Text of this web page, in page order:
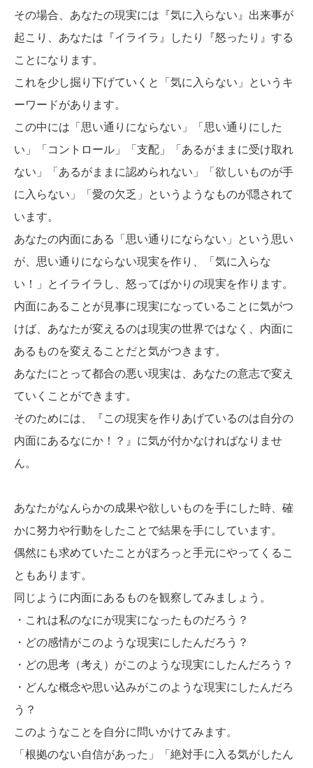
その場合、あなたの現実には『気に入らない』出来事が
起こり、あなたは『イライラ』したり『怒ったり』する
ことになります。
これを少し掘り下げていくと「気に入らない」というキ
ーワードがあります。
この中には「思い通りにならない」「思い通りにした
い」「コントロール」「支配」「あるがままに受け取れ
ない」「あるがままに認められない」「欲しいものが手
に入らない」「愛の欠乏」というようなものが隠されて
います。
あなたの内面にある「思い通りにならない」という思い
が、思い通りにならない現実を作り、「気に入らな
い！」とイライラし、怒ってばかりの現実を作ります。
内面にあることが見事に現実になっていることに気がつ
けば、あなたが変えるのは現実の世界ではなく、内面に
あるものを変えることだと気がつきます。
あなたにとって都合の悪い現実は、あなたの意志で変え
ていくことができます。
そのためには、『この現実を作りあげているのは自分の
内面にあるなにか！？』に気が付かなければなりませ
ん。
あなたがなんらかの成果や欲しいものを手にした時、確
かに努力や行動をしたことで結果を手にしています。
偶然にも求めていたことがぽろっと手元にやってくるこ
ともあります。
同じように内面にあるものを観察してみましょう。
・これは私のなにが現実になったものだろう？
・どの感情がこのような現実にしたんだろう？
・どの思考（考え）がこのような現実にしたんだろう？
・どんな概念や思い込みがこのような現実にしたんだろ
う？
このようなことを自分に問いかけてみます。
「根拠のない自信があった」「絶対手に入る気がしたん